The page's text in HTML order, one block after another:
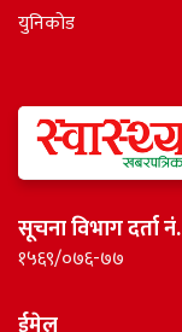
युनिकोड
सूचना विभाग दर्ता नं.
१५६९/०७६-७७